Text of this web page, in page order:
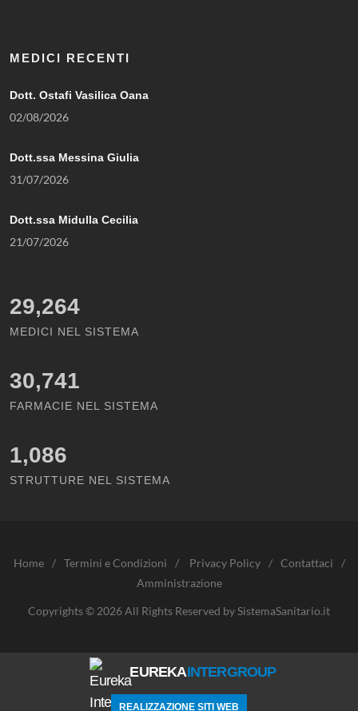
MEDICI RECENTI
Dott. Ostafi Vasilica Oana
02/08/2026
Dott.ssa Messina Giulia
31/07/2026
Dott.ssa Midulla Cecilia
21/07/2026
29,264
MEDICI NEL SISTEMA
30,741
FARMACIE NEL SISTEMA
1,086
STRUTTURE NEL SISTEMA
Home / Termini e Condizioni / Privacy Policy / Contattaci
/
Amministrazione
Copyrights © 2026 All Rights Reserved by SistemaSanitario.it
EUREKAINTERGROUP
REALIZZAZIONE SITI WEB